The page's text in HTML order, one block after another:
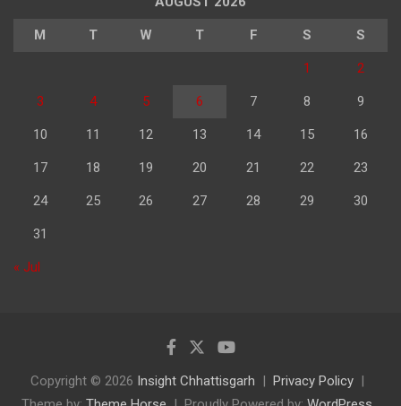
M T W T F S S
1 2
3 4 5 6 7 8 9
10 11 12 13 14 15 16
17 18 19 20 21 22 23
24 25 26 27 28 29 30
31
« Jul
Copyright © 2026 Insight Chhattisgarh
Privacy Policy